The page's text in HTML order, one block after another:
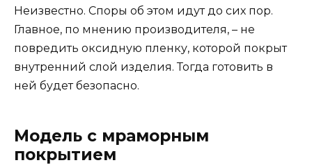
Неизвестно. Споры об этом идут до сих пор.
Главное, по мнению производителя, – не
повредить оксидную пленку, которой покрыт
внутренний слой изделия. Тогда готовить в
ней будет безопасно.
Модель с мраморным
покрытием